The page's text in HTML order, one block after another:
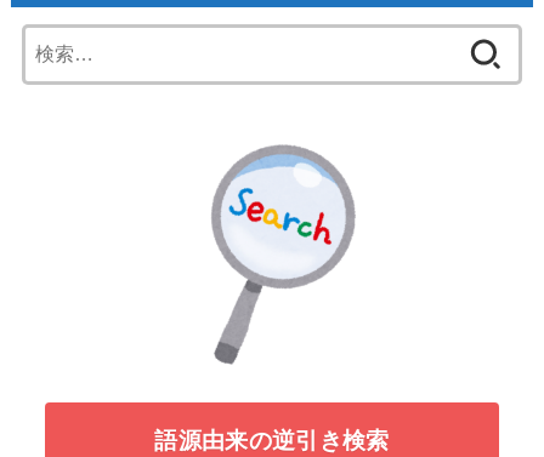
索:
語源由来の逆引き検索